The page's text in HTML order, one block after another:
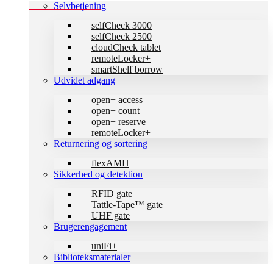
Selvbetjening
selfCheck 3000
selfCheck 2500
cloudCheck tablet
remoteLocker+
smartShelf borrow
Udvidet adgang
open+ access
open+ count
open+ reserve
remoteLocker+
Returnering og sortering
flexAMH
Sikkerhed og detektion
RFID gate
Tattle-Tape™ gate
UHF gate
Brugerengagement
uniFi+
Biblioteksmaterialer